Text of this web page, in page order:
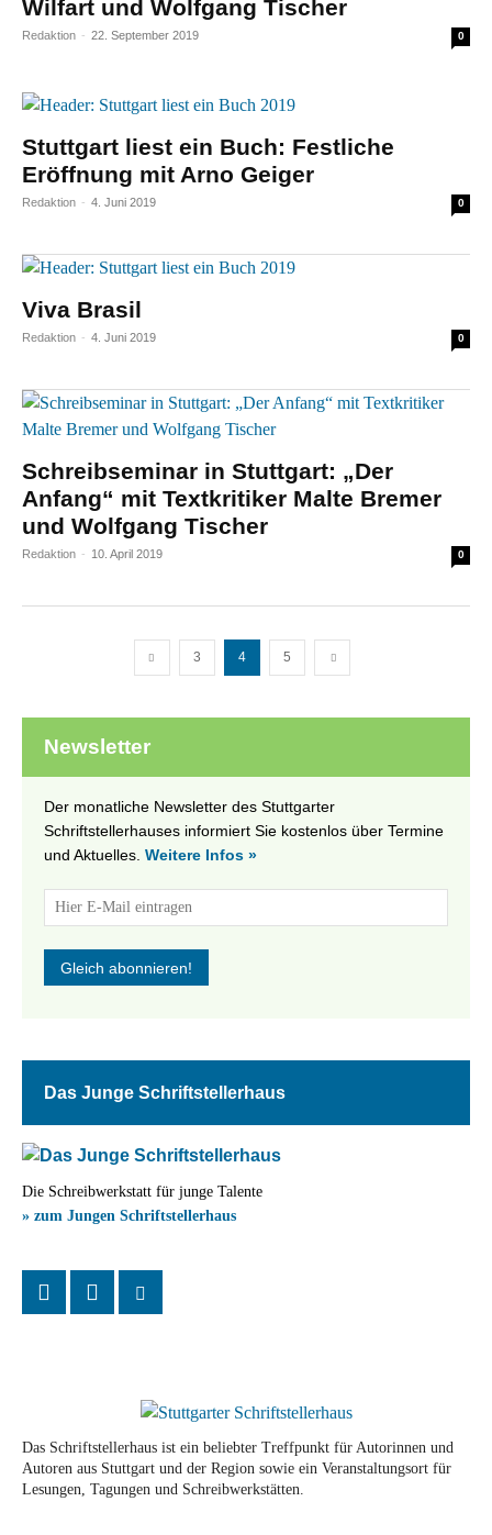
Wilfart und Wolfgang Tischer
Redaktion - 22. September 2019 0
Stuttgart liest ein Buch: Festliche
Eröffnung mit Arno Geiger
Redaktion - 4. Juni 2019 0
Viva Brasil
Redaktion - 4. Juni 2019 0
Schreibseminar in Stuttgart: „Der
Anfang“ mit Textkritiker Malte Bremer
und Wolfgang Tischer
Redaktion - 10. April 2019 0
3 4 5
Newsletter
Der monatliche Newsletter des Stuttgarter
Schriftstellerhauses informiert Sie kostenlos über Termine
und Aktuelles. Weitere Infos »
Das Junge Schriftstellerhaus
Die Schreibwerkstatt für junge Talente
» zum Jungen Schriftstellerhaus
Das Schriftstellerhaus ist ein beliebter Treffpunkt für Autorinnen und
Autoren aus Stuttgart und der Region sowie ein Veranstaltungsort für
Lesungen, Tagungen und Schreibwerkstätten.